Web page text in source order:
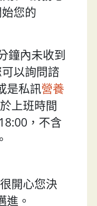
您的
鐘內未收到
以詢問諮
是私訊營養
上班時間
，不含
開心您決
進。